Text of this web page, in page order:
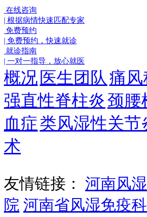
在线咨询
| 根据病情快速匹配专家
免费预约
| 免费预约，快速就诊
就诊指南
| 一对一指导，放心就医
概况 医生团队痛风
强直性脊柱炎颈腰
血症类风湿性关节
术
友情链接： 河南风
院 河南省风湿免疫